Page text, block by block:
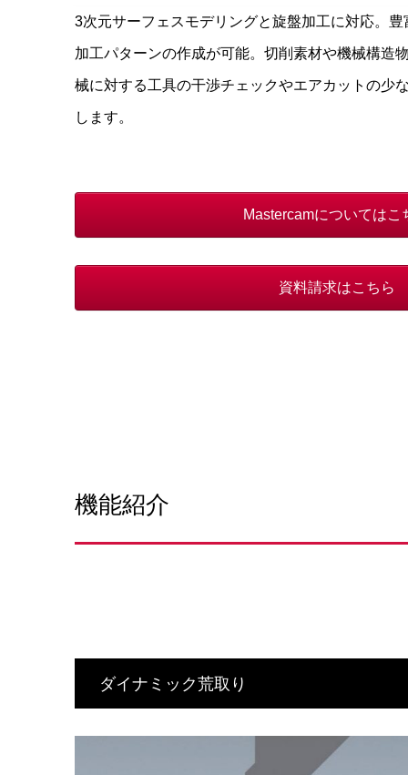
3次元サーフェスモデリングと旋盤加工に対応。
加工パターンの作成が可能。切削素材や機械構造
械に対する工具の干渉チェックやエアカットの少
します。
Mastercamについてはこ
資料請求はこちら
機能紹介
ダイナミック荒取り